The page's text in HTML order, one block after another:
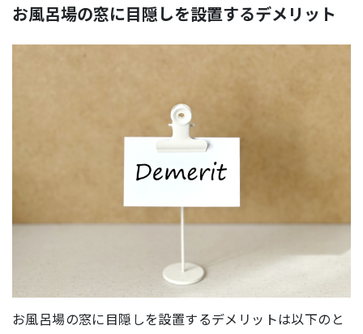
お風呂場の窓に目隠しを設置するデメリット
お風呂場の窓に目隠しを設置するデメリットは以下のと